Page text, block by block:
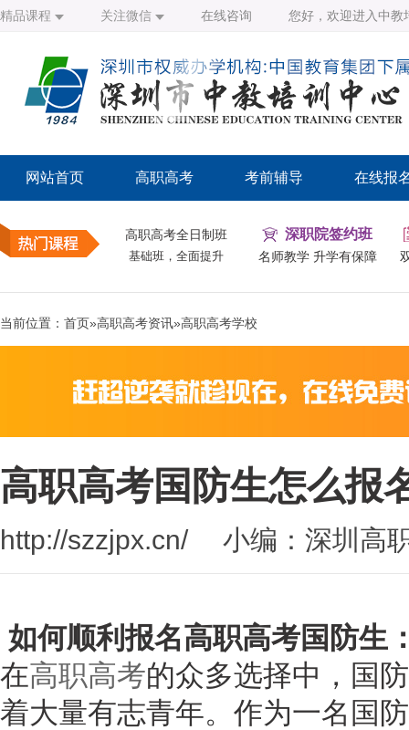
精品课程 关注微信 在线咨询 您好，欢迎进入中教
网站首页 高职高考 考前辅导 在线报
高职高考全日制班
基础班，全面提升
深职院签约班
名师教学 升学有保障
当前位置： 首页»高职高考资讯»高职高考学校
高职高考国防生怎么报
http://szzjpx.cn/ 小编：深圳高
如何顺利报名高职高考国防生
在高职高考的众多选择中，国
着大量有志青年。作为一名国